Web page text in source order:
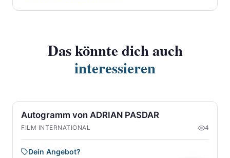
Das könnte dich auch
interessieren
Autogramm von ADRIAN PASDAR
FILM INTERNATIONAL 4
Dein Angebot?